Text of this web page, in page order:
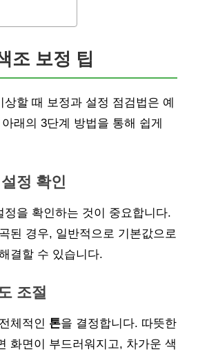
조 보정 팁
상할 때 보정과 설정 점검법은 예
래의 3단계 방법을 통해 쉽게
정 확인
정을 확인하는 것이 중요합니다.
된 경우, 일반적으로 기본값으로
결할 수 있습니다.
조절
체적인 톤을 결정합니다. 따뜻한
화면이 부드러워지고, 차가운 색